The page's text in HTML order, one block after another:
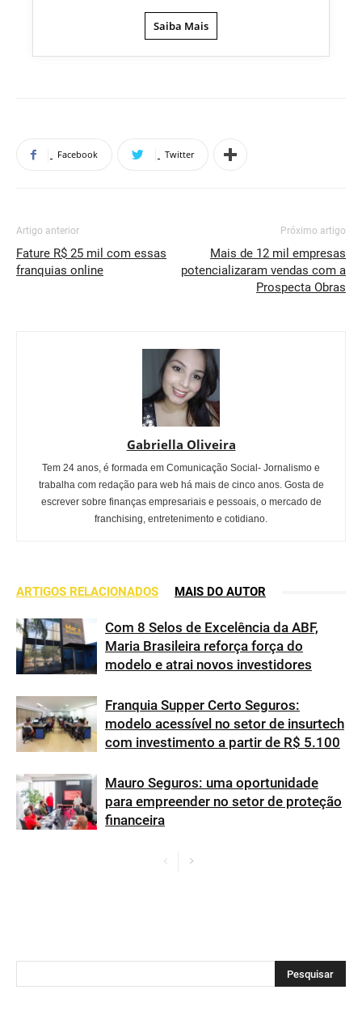
Saiba Mais
Facebook Twitter
Artigo anterior
Fature R$ 25 mil com essas
franquias online
Próximo artigo
Mais de 12 mil empresas
potencializaram vendas com a
Prospecta Obras
Gabriella Oliveira
Tem 24 anos, é formada em Comunicação Social- Jornalismo e
trabalha com redação para web há mais de cinco anos. Gosta de
escrever sobre finanças empresariais e pessoais, o mercado de
franchising, entretenimento e cotidiano.
ARTIGOS RELACIONADOS MAIS DO AUTOR
Com 8 Selos de Excelência da ABF,
Maria Brasileira reforça força do
modelo e atrai novos investidores
Franquia Supper Certo Seguros:
modelo acessível no setor de insurtech
com investimento a partir de R$ 5.100
Mauro Seguros: uma oportunidade
para empreender no setor de proteção
financeira